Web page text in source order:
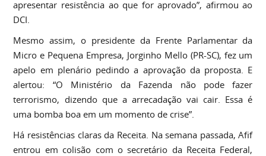
apresentar resistência ao que for aprovado”, afirmou ao
DCI.
Mesmo assim, o presidente da Frente Parlamentar da
Micro e Pequena Empresa, Jorginho Mello (PR-SC), fez um
apelo em plenário pedindo a aprovação da proposta. E
alertou: “O Ministério da Fazenda não pode fazer
terrorismo, dizendo que a arrecadação vai cair. Essa é
uma bomba boa em um momento de crise”.
Há resistências claras da Receita. Na semana passada, Afif
entrou em colisão com o secretário da Receita Federal,